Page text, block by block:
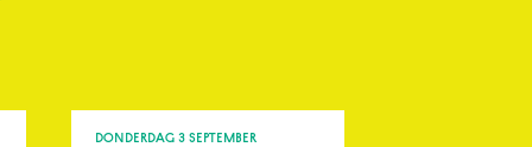
donderdag 3 september